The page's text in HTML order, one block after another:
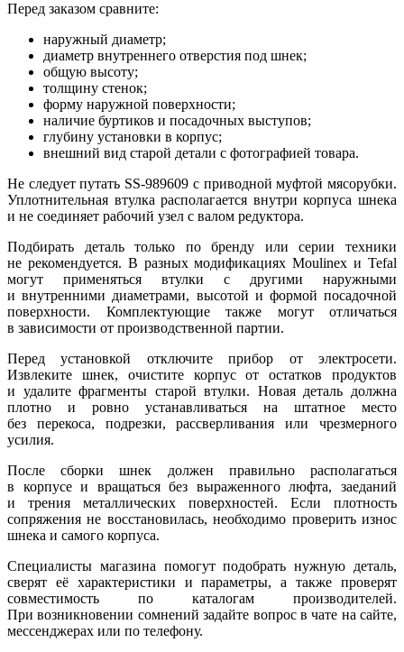
Перед заказом сравните:
наружный диаметр;
диаметр внутреннего отверстия под шнек;
общую высоту;
толщину стенок;
форму наружной поверхности;
наличие буртиков и посадочных выступов;
глубину установки в корпус;
внешний вид старой детали с фотографией товара.
Не следует путать SS-989609 с приводной муфтой мясорубки.
Уплотнительная втулка располагается внутри корпуса шнека
и не соединяет рабочий узел с валом редуктора.
Подбирать деталь только по бренду или серии техники
не рекомендуется. В разных модификациях Moulinex и Tefal
могут применяться втулки с другими наружными
и внутренними диаметрами, высотой и формой посадочной
поверхности. Комплектующие также могут отличаться
в зависимости от производственной партии.
Перед установкой отключите прибор от электросети.
Извлеките шнек, очистите корпус от остатков продуктов
и удалите фрагменты старой втулки. Новая деталь должна
плотно и ровно устанавливаться на штатное место
без перекоса, подрезки, рассверливания или чрезмерного
усилия.
После сборки шнек должен правильно располагаться
в корпусе и вращаться без выраженного люфта, заеданий
и трения металлических поверхностей. Если плотность
сопряжения не восстановилась, необходимо проверить износ
шнека и самого корпуса.
Специалисты магазина помогут подобрать нужную деталь,
сверят её характеристики и параметры, а также проверят
совместимость по каталогам производителей.
При возникновении сомнений задайте вопрос в чате на сайте,
мессенджерах или по телефону.